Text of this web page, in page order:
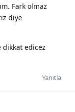
Fark olmaz
diye
dikkat edicez
Yanıtla